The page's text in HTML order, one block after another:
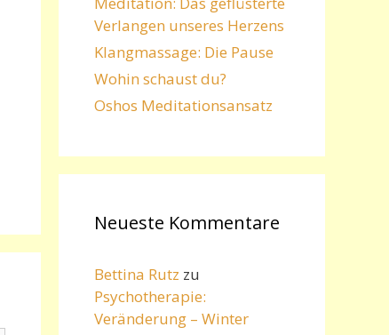
Verlangen unseres Herzens
Klangmassage: Die Pause
Wohin schaust du?
Oshos Meditationsansatz
Neueste Kommentare
Bettina Rutz zu
Psychotherapie:
Veränderung – Winter